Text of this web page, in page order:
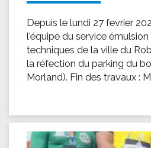
Depuis le lundi 27 fevrier
l'équipe du service
techniques de la ville du
la réfection du parking du
Morland). Fin des travaux :